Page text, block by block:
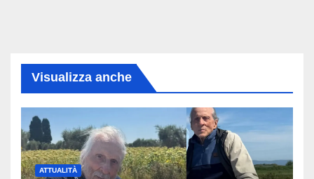
Visualizza anche
ATTUALITÀ